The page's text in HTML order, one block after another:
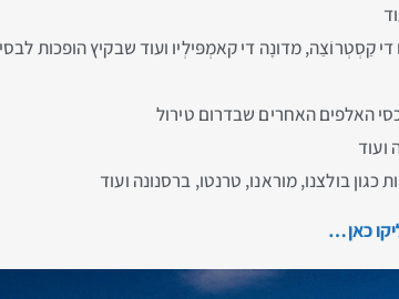
די קַסְטְרוֹצַה, מדונָה די קאמְפּילְיו ועוד שבקיץ הופכות
האלפים האחרים שבדרום טירול
ועוד
כגון בולצנו, מוראנו, טרנטו, ברסנונה ועוד